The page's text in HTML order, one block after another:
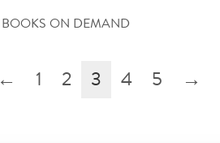
BOOKS ON DEMAND
← 1 2 3 4 5 →